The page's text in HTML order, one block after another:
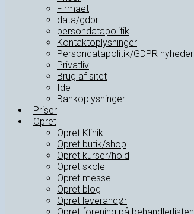
Firmaet
data/gdpr
persondatapolitik
Kontaktoplysninger
Persondatapolitik/GDPR nyheder
Privatliv
Brug af sitet
Ide
Bankoplysninger
Priser
Opret
Opret Klinik
Opret butik/shop
Opret kurser/hold
Opret skole
Opret messe
Opret blog
Opret leverandør